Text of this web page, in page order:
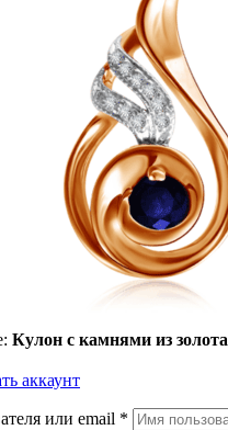
Кулон с камнями из золота
аккаунт
или email *